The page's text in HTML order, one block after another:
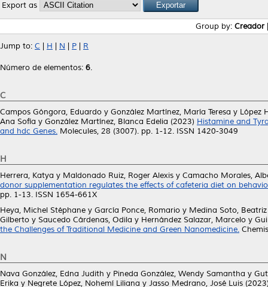
Export as
Group by: Creador
Jump to: C H N P R
Número de elementos: 6.
C
Campos Góngora, Eduardo y González Martínez, María Teresa y López
Ana Sofía y González Martínez, Blanca Edelia (2023) Histamine and
and hdc Genes. Molecules, 28 (3007). pp. 1-12. ISSN 1420-3049
H
Herrera, Katya y Maldonado Ruiz, Roger Alexis y Camacho Morales,
donor supplementation regulates the effects of cafeteria diet on
pp. 1-13. ISSN 1654-661X
Heya, Michel Stéphane y García Ponce, Romario y Medina Soto,
Gilberto y Saucedo Cárdenas, Odila y Hernández Salazar, Marcelo y
the Challenges of Traditional Medicine and Green Nanomedicine.
N
Nava González, Edna Judith y Pineda González, Wendy Samantha y
Erika y Negrete López, Nohemí Liliana y Jasso Medrano, José Luis